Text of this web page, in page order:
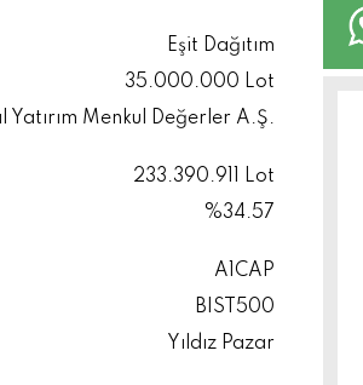
Eşit Dağıtım
35.000.000 Lot
Yatırım Menkul Değerler A.Ş.
233.390.911 Lot
%34.57
A1CAP
BIST500
Yıldız Pazar